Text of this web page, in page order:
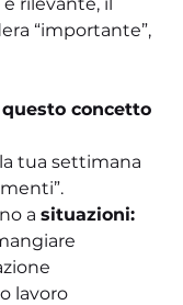
“importante”,
concetto
tua settimana
a situazioni:
lavoro